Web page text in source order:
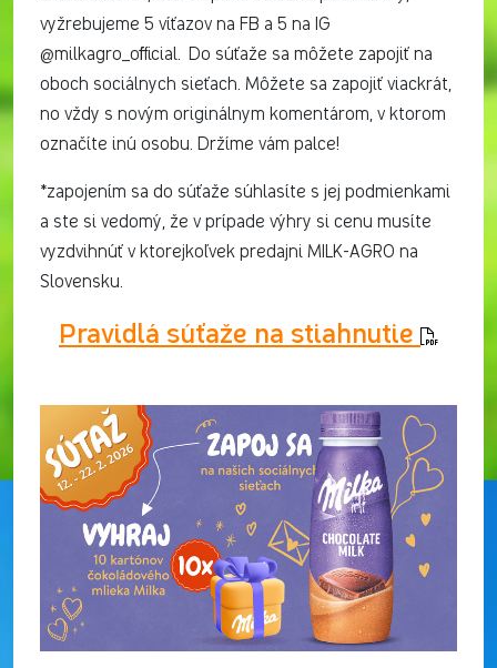
vyžrebujeme 5 víťazov na FB a 5 na IG
@milkagro_official. Do súťaže sa môžete zapojiť na
oboch sociálnych sieťach. Môžete sa zapojiť viackrát,
no vždy s novým originálnym komentárom, v ktorom
označíte inú osobu. Držíme vám palce!
*zapojením sa do súťaže súhlasíte s jej podmienkami
a ste si vedomý, že v prípade výhry si cenu musíte
vyzdvihnúť v ktorejkoľvek predajni MILK-AGRO na
Slovensku.
Pravidlá súťaže na stiahnutie